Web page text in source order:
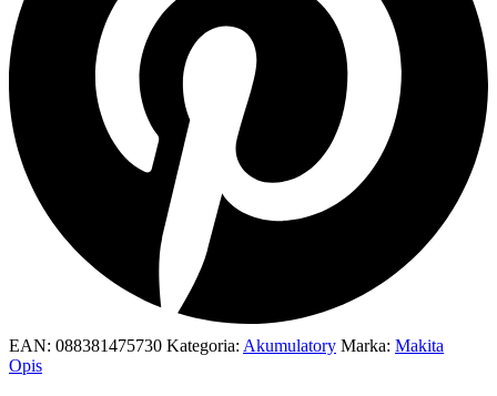
EAN: 088381475730 Kategoria: Akumulatory Marka: Makita
Opis